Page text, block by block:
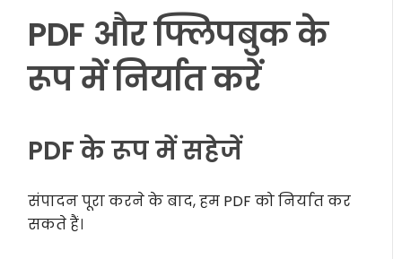
PDF और फ्लिपबुक के
रूप में निर्यात करें
PDF के रूप में सहेजें
संपादन पूरा करने के बाद, हम PDF को निर्यात कर
सकते हैं।